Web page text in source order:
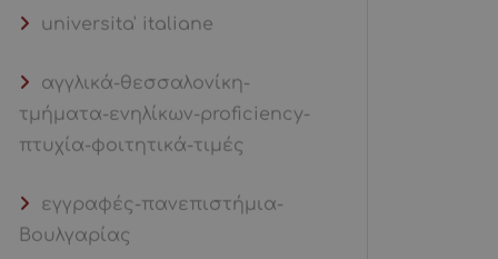
universita' italiane
αγγλικά-θεσσαλονίκη-
τμήματα-ενηλίκων-proficiency-
πτυχία-φοιτητικά-τιμές
εγγραφές-πανεπιστήμια-
Βουλγαρίας